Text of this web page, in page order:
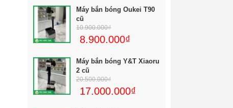
Máy bắn bóng Oukei T90
cũ
10.900.000₫
8.900.000₫
Máy bắn bóng Y&T Xiaoru
2 cũ
20.500.000₫
17.000.000₫